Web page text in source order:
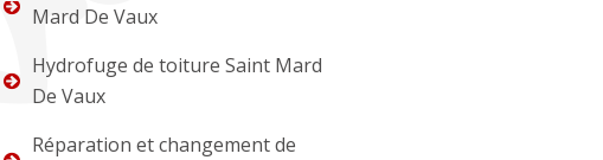
Mard De Vaux
Hydrofuge de toiture Saint Mard
De Vaux
Réparation et changement de